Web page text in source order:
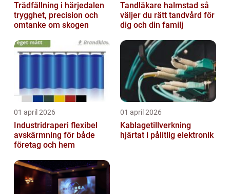
Trädfällning i härjedalen
trygghet, precision och
omtanke om skogen
Tandläkare halmstad så
väljer du rätt tandvård för
dig och din familj
01 april 2026
Industridraperi flexibel
avskärmning för både
företag och hem
01 april 2026
Kablagetillverkning
hjärtat i pålitlig elektronik